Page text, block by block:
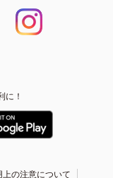
に！
の注意について